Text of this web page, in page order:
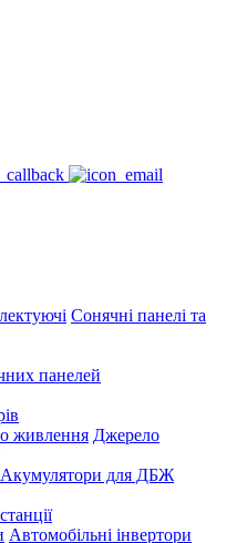
Сонячні панелі та
панелей
Джерело
Акумулятори для ДБЖ
Автомобільні інвертори